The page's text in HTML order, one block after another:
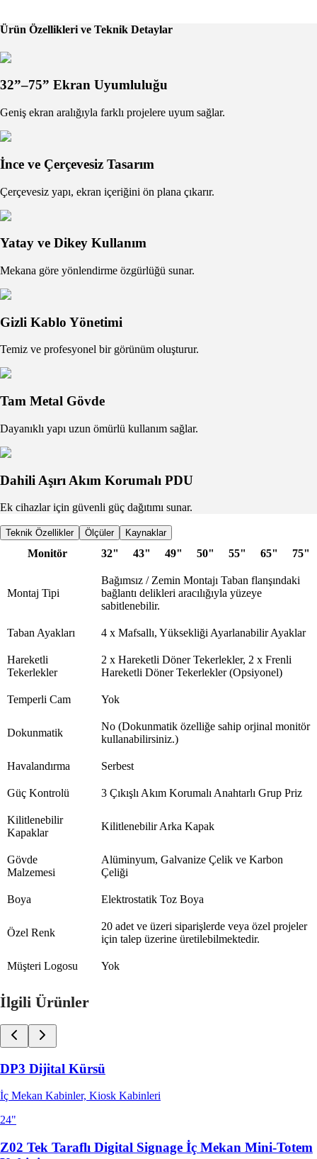
Ürün Özellikleri ve Teknik Detaylar
32”–75” Ekran Uyumluluğu
Geniş ekran aralığıyla farklı projelere uyum sağlar.
İnce ve Çerçevesiz Tasarım
Çerçevesiz yapı, ekran içeriğini ön plana çıkarır.
Yatay ve Dikey Kullanım
Mekana göre yönlendirme özgürlüğü sunar.
Gizli Kablo Yönetimi
Temiz ve profesyonel bir görünüm oluşturur.
Tam Metal Gövde
Dayanıklı yapı uzun ömürlü kullanım sağlar.
Dahili Aşırı Akım Korumalı PDU
Ek cihazlar için güvenli güç dağıtımı sunar.
Teknik Özellikler Ölçüler Kaynaklar
Monitör 32" 43" 49" 50" 55" 65" 75"
Montaj Tipi
Bağımsız / Zemin Montajı Taban flanşındaki
bağlantı delikleri aracılığıyla yüzeye
sabitlenebilir.
Taban Ayakları 4 x Mafsallı, Yüksekliği Ayarlanabilir Ayaklar
Hareketli
Tekerlekler
2 x Hareketli Döner Tekerlekler, 2 x Frenli
Hareketli Döner Tekerlekler (Opsiyonel)
Temperli Cam Yok
Dokunmatik
No (Dokunmatik özelliğe sahip orjinal monitör
kullanabilirsiniz.)
Havalandırma Serbest
Güç Kontrolü 3 Çıkışlı Akım Korumalı Anahtarlı Grup Priz
Kilitlenebilir
Kapaklar
Kilitlenebilir Arka Kapak
Gövde
Malzemesi
Alüminyum, Galvanize Çelik ve Karbon
Çeliği
Boya Elektrostatik Toz Boya
Özel Renk
20 adet ve üzeri siparişlerde veya özel projeler
için talep üzerine üretilebilmektedir.
Müşteri Logosu Yok
İlgili Ürünler
DP3 Dijital Kürsü
İç Mekan Kabinler, Kiosk Kabinleri
24"
Z02 Tek Taraflı Digital Signage İç Mekan Mini-Totem